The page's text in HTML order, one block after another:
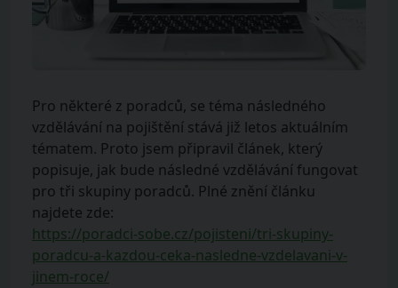
Pro některé z poradců, se téma následného
vzdělávání na pojištění stává již letos aktuálním
tématem. Proto jsem připravil článek, který
popisuje, jak bude následné vzdělávání fungovat
pro tři skupiny poradců. Plné znění článku
najdete zde:
https://poradci-sobe.cz/pojisteni/tri-skupiny-
poradcu-a-kazdou-ceka-nasledne-vzdelavani-v-
jinem-roce/